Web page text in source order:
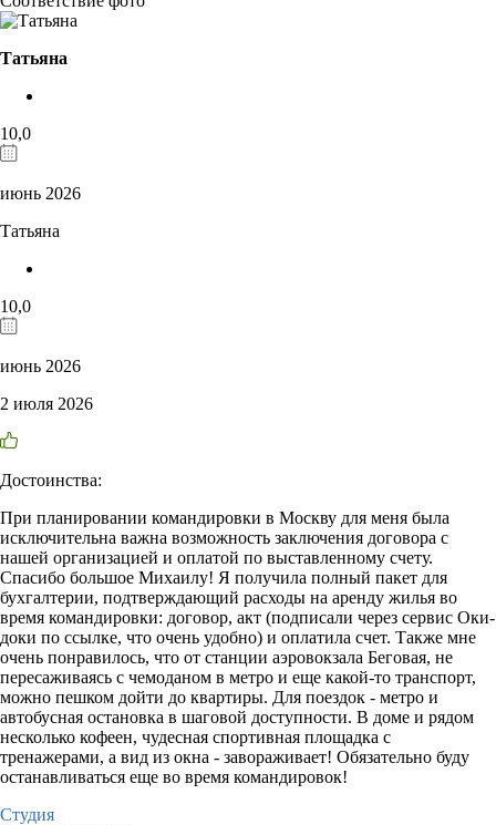
Татьяна
10,0
июнь 2026
Татьяна
10,0
июнь 2026
2 июля 2026
Достоинства:
При планировании командировки в Москву для меня была
исключительна важна возможность заключения договора с
нашей организацией и оплатой по выставленному счету.
Спасибо большое Михаилу! Я получила полный пакет для
бухгалтерии, подтверждающий расходы на аренду жилья во
время командировки: договор, акт (подписали через сервис Оки-
доки по ссылке, что очень удобно) и оплатила счет. Также мне
очень понравилось, что от станции аэровокзала Беговая, не
пересаживаясь с чемоданом в метро и еще какой-то транспорт,
можно пешком дойти до квартиры. Для поездок - метро и
автобусная остановка в шаговой доступности. В доме и рядом
несколько кофеен, чудесная спортивная площадка с
тренажерами, а вид из окна - завораживает! Обязательно буду
останавливаться еще во время командировок!
Студия